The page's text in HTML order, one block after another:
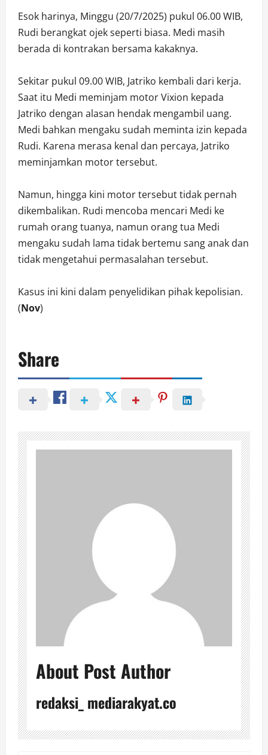
Esok harinya, Minggu (20/7/2025) pukul 06.00 WIB,
Rudi berangkat ojek seperti biasa. Medi masih
berada di kontrakan bersama kakaknya.
Sekitar pukul 09.00 WIB, Jatriko kembali dari kerja.
Saat itu Medi meminjam motor Vixion kepada
Jatriko dengan alasan hendak mengambil uang.
Medi bahkan mengaku sudah meminta izin kepada
Rudi. Karena merasa kenal dan percaya, Jatriko
meminjamkan motor tersebut.
Namun, hingga kini motor tersebut tidak pernah
dikembalikan. Rudi mencoba mencari Medi ke
rumah orang tuanya, namun orang tua Medi
mengaku sudah lama tidak bertemu sang anak dan
tidak mengetahui permasalahan tersebut.
Kasus ini kini dalam penyelidikan pihak kepolisian.
(Nov)
Share
About Post Author
redaksi_ mediarakyat.co